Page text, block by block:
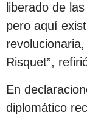
liberado de
pero aquí
Risquet”,
En
diplomático